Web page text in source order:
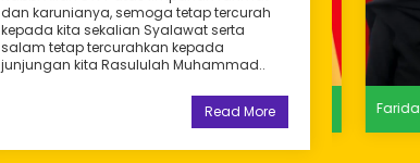
dan karunianya, semoga tetap tercurah
kepada kita sekalian Syalawat serta
salam tetap tercurahkan kepada
junjungan kita Rasululah Muhammad..
Read More
Jamitun Hi. Aly,
S.Pd.I
Farida